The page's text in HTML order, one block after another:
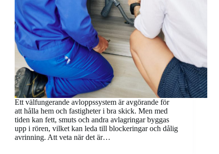
Ett välfungerande avloppssystem är avgörande för
att hålla hem och fastigheter i bra skick. Men med
tiden kan fett, smuts och andra avlagringar byggas
upp i rören, vilket kan leda till blockeringar och dålig
avrinning. Att veta när det är…